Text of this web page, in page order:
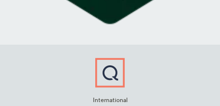
International